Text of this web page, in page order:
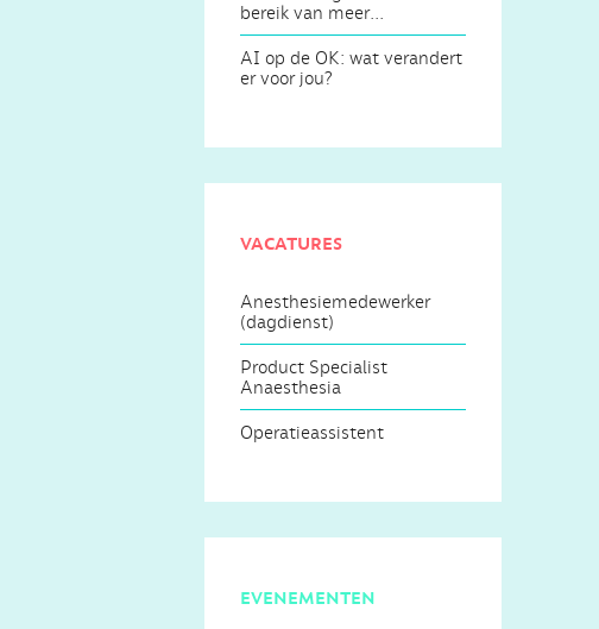
bereik van meer...
AI op de OK: wat verandert
er voor jou?
vacatures
Anesthesiemedewerker
(dagdienst)
Product Specialist
Anaesthesia
Operatieassistent
evenementen